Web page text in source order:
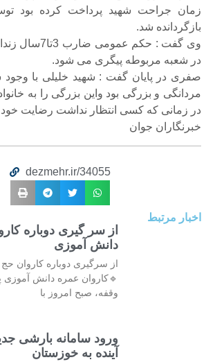
زمان جراحت شهید پرداخت کرده بود
بازگردانده شد.
وی گفت : حکم
در شعبه مربوطه پیگری می شود.
صفری در پایان گفت : شهید خلیلی با
مردانگی و بزرگی بود واین بزرگی را به
در زمانی که کسی انتظار نداشت رضایت خود
خبرنگاران جوان
dezmehr.ir/34055
اخبار مرتبط
از سر گیری دوباره
دانش آموزی
از سرگیری دوباره کاروان
🔹کاروان عمره دانش
وقفه، صبح امروز با
ورود سامانه بارشی
آینده به خوزستان